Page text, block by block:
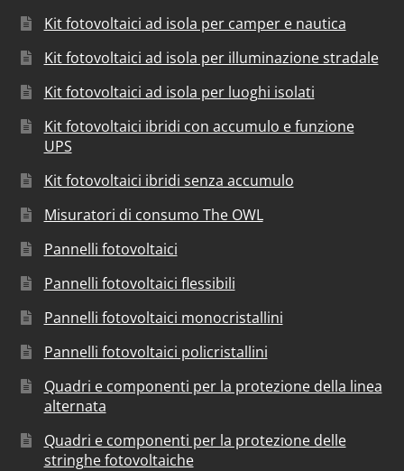
Kit fotovoltaici ad isola per camper e nautica
Kit fotovoltaici ad isola per illuminazione stradale
Kit fotovoltaici ad isola per luoghi isolati
Kit fotovoltaici ibridi con accumulo e funzione
UPS
Kit fotovoltaici ibridi senza accumulo
Misuratori di consumo The OWL
Pannelli fotovoltaici
Pannelli fotovoltaici flessibili
Pannelli fotovoltaici monocristallini
Pannelli fotovoltaici policristallini
Quadri e componenti per la protezione della linea
alternata
Quadri e componenti per la protezione delle
stringhe fotovoltaiche